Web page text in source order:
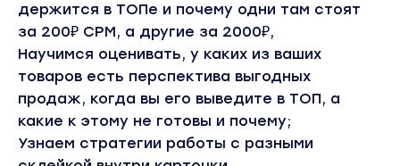
держится в ТОПе и почему одни там стоят
за 200₽ CPM, а другие за 2000₽,
Научимся оценивать, у каких из ваших
товаров есть перспектива выгодных
продаж, когда вы его выведите в ТОП, а
какие к этому не готовы и почему;
Узнаем стратегии работы с разными